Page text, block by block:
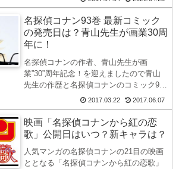
偵コナンのコミック発売日巻数発売日89
巻2016年 4月15日90巻2016年 8月1...
名探偵コナン93巻 最新コミック
の発売日は？青山先生が画業30周
年に！
名探偵コナンの作者、青山先生が画
業”30”周年記念！を迎えましたので青山
先生の作歴と名探偵コナンのコミック92
巻は2017年4月12にに発売されたので次
の93巻の発売日の予想をしてみたいと思
います。本当に使える「から紅の婚姻
届」が付録の『C...
2017.03.22 2017.06.07
映画「名探偵コナンから紅の恋
歌」公開日はいつ？新キャラは？
人気マンガの名探偵コナンの21目の映画
ととなる「名探偵コナンから紅の恋歌」